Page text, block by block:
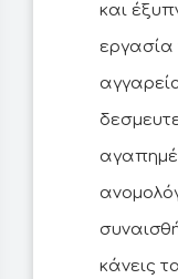
και
εργασία
κάνεις